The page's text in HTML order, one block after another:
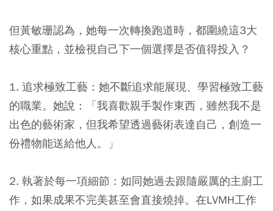
但黃敏珊認為，她每一次轉換跑道時，都圍繞這3大
核心重點，並檢視自己下一個選擇是否值得投入？
1. 追求極致工藝： 她不斷追求能展現、學習極致工藝
的職業。她說：「我喜歡親手製作東西，雖然我不是
出色的藝術家，但我希望透過藝術表達自己，創造一
份禮物能送給他人。」
2. 執著於每一項細節： 如同她過去跟隨嚴厲的主廚工
作，如果成果不完美甚至會直接燒掉。在LVMH工作